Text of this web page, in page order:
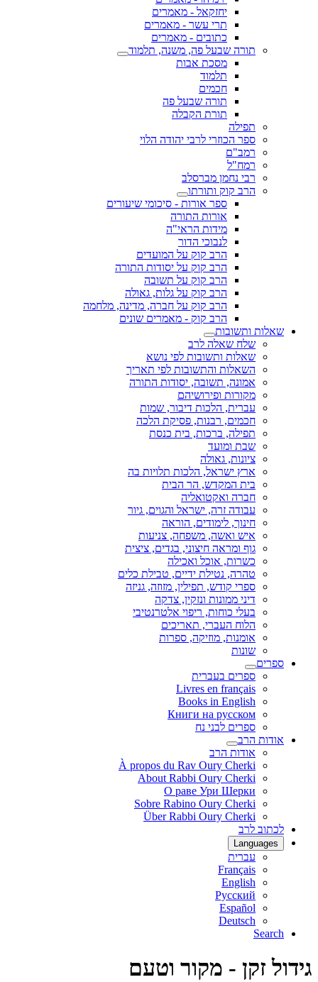
יחזקאל - מאמרים
תרי עשר - מאמרים
כתובים - מאמרים
תורה שבעל פה, משנה, תלמוד
מסכת אבות
תלמוד
חכמים
תורה שבעל פה
תורת הקבלה
תפילה
ספר הכוזרי לרבי יהודה הלוי
רמב"ם
רמח"ל
רבי נחמן מברסלב
הרב קוק ותורתו
ספר אורות - סיכומי שיעורים
אורות התורה
מידות הראי"ה
לנבוכי הדור
הרב קוק על המועדים
הרב קוק על יסודות התורה
הרב קוק על תשובה
הרב קוק על גלות, גאולה
הרב קוק על חברה, מדינה, מלחמה
הרב קוק - מאמרים שונים
שאלות ותשובות
שלח שאלה לרב
שאלות ותשובות לפי נושא
השאלות והתשובות לפי תאריך
אמונה, תשובה, יסודות התורה
מקורות ופירושיהם
עברית, הלכות דיבור, שמות
חכמים, רבנות, פסיקת הלכה
תפילה, ברכות, בית כנסת
שבת ומועד
ציונות, גאולה
ארץ ישראל, הלכות תלויות בה
בית המקדש, הר הבית
חברה ואקטואליה
עבודה זרה, ישראל והגוים, גיור
חינוך, לימודים, הוראה
איש ואשה, משפחה, צניעות
גוף ומראה חיצוני, בגדים, ציצית
כשרות, אוכל ואכילה
טהרה, נטילת ידיים, טבילת כלים
ספרי קודש, תפילין, מזוזה, גניזה
דיני ממונות ונזקין, צדקה
בעלי כוחות, ריפוי אלטרנטיבי
הלוח העברי, תאריכים
אומנות, מוזיקה, ספרות
שונות
ספרים
ספרים בעברית
Livres en français
Books in English
Книги на русском
ספרים לבני נח
אודות הרב
אודות הרב
À propos du Rav Oury Cherki
About Rabbi Oury Cherki
О раве Ури Шерки
Sobre Rabino Oury Cherki
Über Rabbi Oury Cherki
לכתוב לרב
Languages
עברית
Français
English
Русский
Español
Deutsch
Search
גידול זקן - מקור וטעם